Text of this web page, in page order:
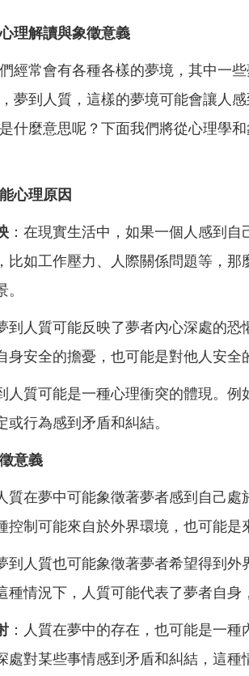
理解讀與象徵意義
經常會有各種各樣的夢境，其中一些
夢到人質，這樣的夢境可能會讓人
什麼意思呢？下面我們將從心理學
心理原因
：在現實生活中，如果一個人感到
比如工作壓力、人際關係問題等，那
到人質可能反映了夢者內心深處的恐
身安全的擔憂，也可能是對他人安全
人質可能是一種心理衝突的體現。
或行為感到矛盾和糾結。
意義
質在夢中可能象徵著夢者感到自己處
控制可能來自於外界環境，也可能是
到人質也可能象徵著夢者希望得到外
種情況下，人質可能代表了夢者自身
：人質在夢中的存在，也可能是一
處對某些事情感到矛盾和糾結，這種